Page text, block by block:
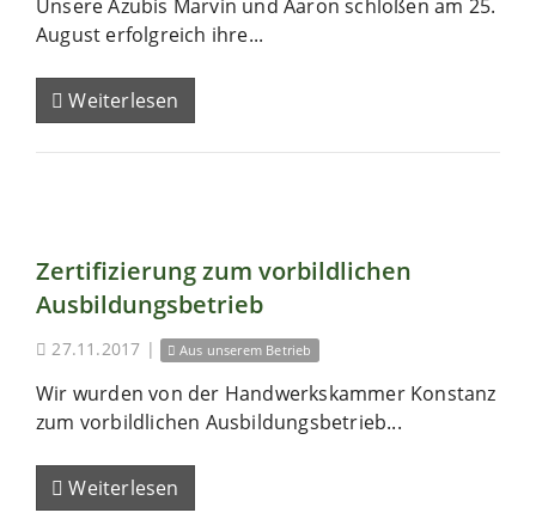
Unsere Azubis Marvin und Aaron schloßen am 25.
August erfolgreich ihre...
Weiterlesen
Zertifizierung zum vorbildlichen
Ausbildungsbetrieb
27.11.2017 | Aus unserem Betrieb
Wir wurden von der Handwerkskammer Konstanz
zum vorbildlichen Ausbildungsbetrieb...
Weiterlesen